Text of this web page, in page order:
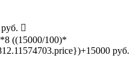
((15000/100)*
руб.